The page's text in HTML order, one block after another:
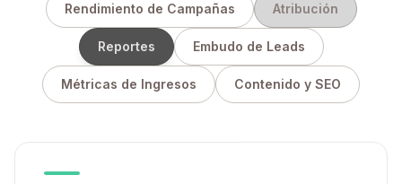
Rendimiento de Campañas Atribución
Reportes Embudo de Leads
Métricas de Ingresos Contenido y SEO